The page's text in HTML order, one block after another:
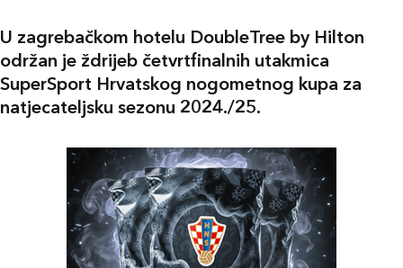
U zagrebačkom hotelu DoubleTree by Hilton
održan je ždrijeb četvrtfinalnih utakmica
SuperSport Hrvatskog nogometnog kupa za
natjecateljsku sezonu 2024./25.